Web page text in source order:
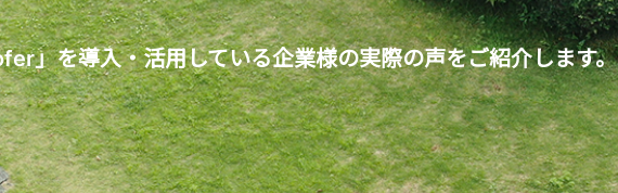
」を導入・活用している企業様の実際の声をご紹介します。